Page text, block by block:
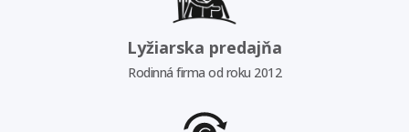
Lyžiarska predajňa
Rodinná firma od roku 2012